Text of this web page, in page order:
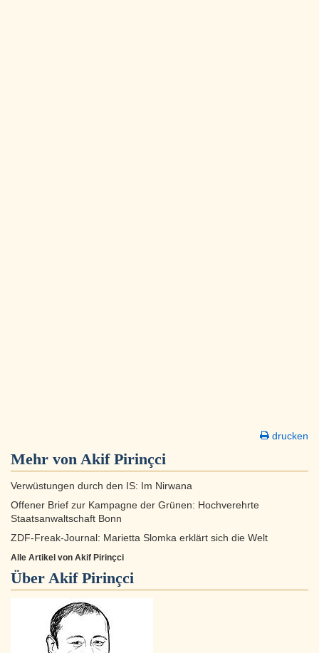
drucken
Mehr von Akif Pirinçci
Verwüstungen durch den IS: Im Nirwana
Offener Brief zur Kampagne der Grünen: Hochverehrte
Staatsanwaltschaft Bonn
ZDF-Freak-Journal: Marietta Slomka erklärt sich die Welt
Alle Artikel von Akif Pirinçci
Über Akif Pirinçci